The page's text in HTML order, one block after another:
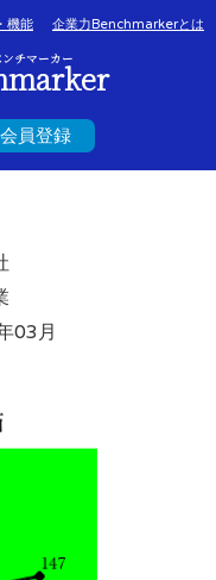
機能 企業力Benchmarkerとは
チマーカー
員登録
03月